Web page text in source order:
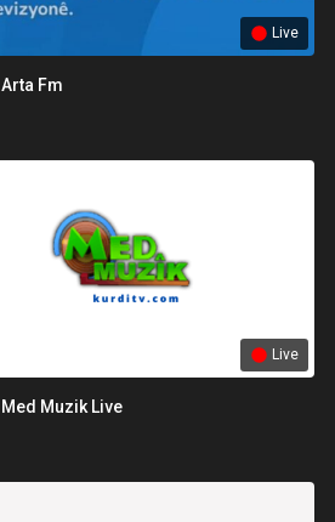
Live
Arta Fm
Live
Med Muzik Live